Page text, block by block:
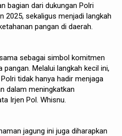
bagian dari dukungan Polri
2025, sekaligus menjadi langkah
pangan di daerah.
sebagai simbol komitmen
Melalui langkah kecil ini,
tidak hanya hadir menjaga
dalam meningkatkan
Irjen Pol. Whisnu.
jagung ini juga diharapkan